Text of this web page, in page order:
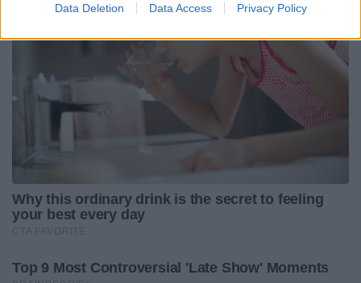
Data Deletion Data Access Privacy Policy